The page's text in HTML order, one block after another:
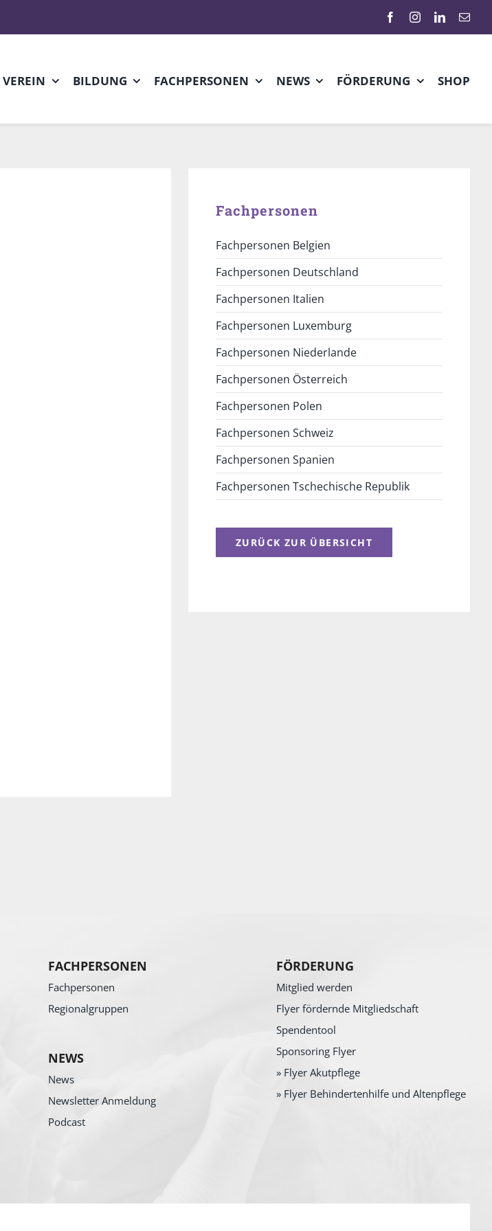
VEREIN BILDUNG FACHPERSONEN NEWS FÖRDERUNG SHOP
Fachpersonen
Fachpersonen Belgien
Fachpersonen Deutschland
Fachpersonen Italien
Fachpersonen Luxemburg
Fachpersonen Niederlande
Fachpersonen Österreich
Fachpersonen Polen
Fachpersonen Schweiz
Fachpersonen Spanien
Fachpersonen Tschechische Republik
ZURÜCK ZUR ÜBERSICHT
FACHPERSONEN
Fachpersonen
Regionalgruppen
NEWS
News
Newsletter Anmeldung
Podcast
FÖRDERUNG
Mitglied werden
Flyer fördernde Mitgliedschaft
Spendentool
Sponsoring Flyer
» Flyer Akutpflege
» Flyer Behindertenhilfe und Altenpflege